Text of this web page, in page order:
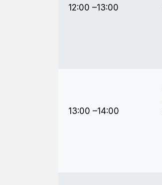
12:00 –13:00
13:00 –14:00